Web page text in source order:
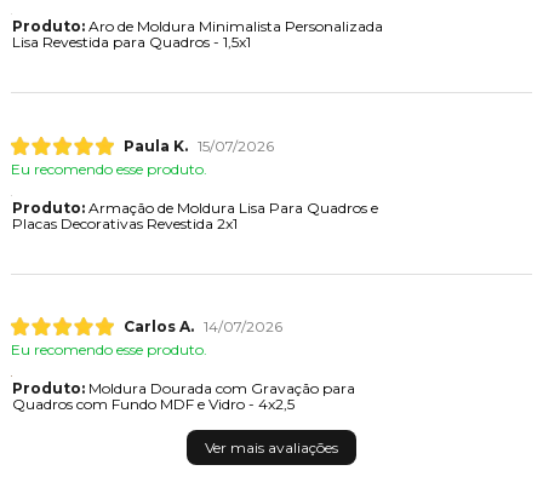
Produto:Aro de Moldura Minimalista Personalizada
Lisa Revestida para Quadros - 1,5x1
Paula K. 15/07/2026
Eu recomendo esse produto.
Produto:Armação de Moldura Lisa Para Quadros e
Placas Decorativas Revestida 2x1
Carlos A. 14/07/2026
Eu recomendo esse produto.
Produto:Moldura Dourada com Gravação para
Quadros com Fundo MDF e Vidro - 4x2,5
Ver mais avaliações